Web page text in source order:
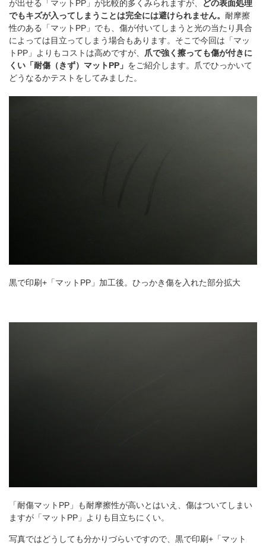
が出せる「マットPP」が比較的多くみられますが、
どの表面処理
でもキズが入ってしまうことは完全には避けられません。 耐摩擦
性のある「マットPP」でも、傷が付いてしまうと光の当たり具合
によっては目立ってしまう場合もあります。そこで今回は「マッ
トPP」よりもコストは高めですが、
爪で強く擦っても傷が付きに
くい「耐傷（きず）マットPP」 をご紹介します。爪でひっかいて
どうなるかテストをしてみました。
黒で印刷+「マットPP」加工後。ひっかき傷を入れた部分拡大
「耐傷マットPP」も耐摩擦性が高いとはいえ、傷はついてしまい
ますが「マットPP」よりも目立ちにくい。
写真ではどうしても分かりづらいですので、黒で印刷+「マット